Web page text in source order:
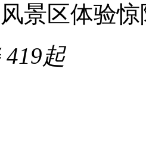
景区体验惊
419起